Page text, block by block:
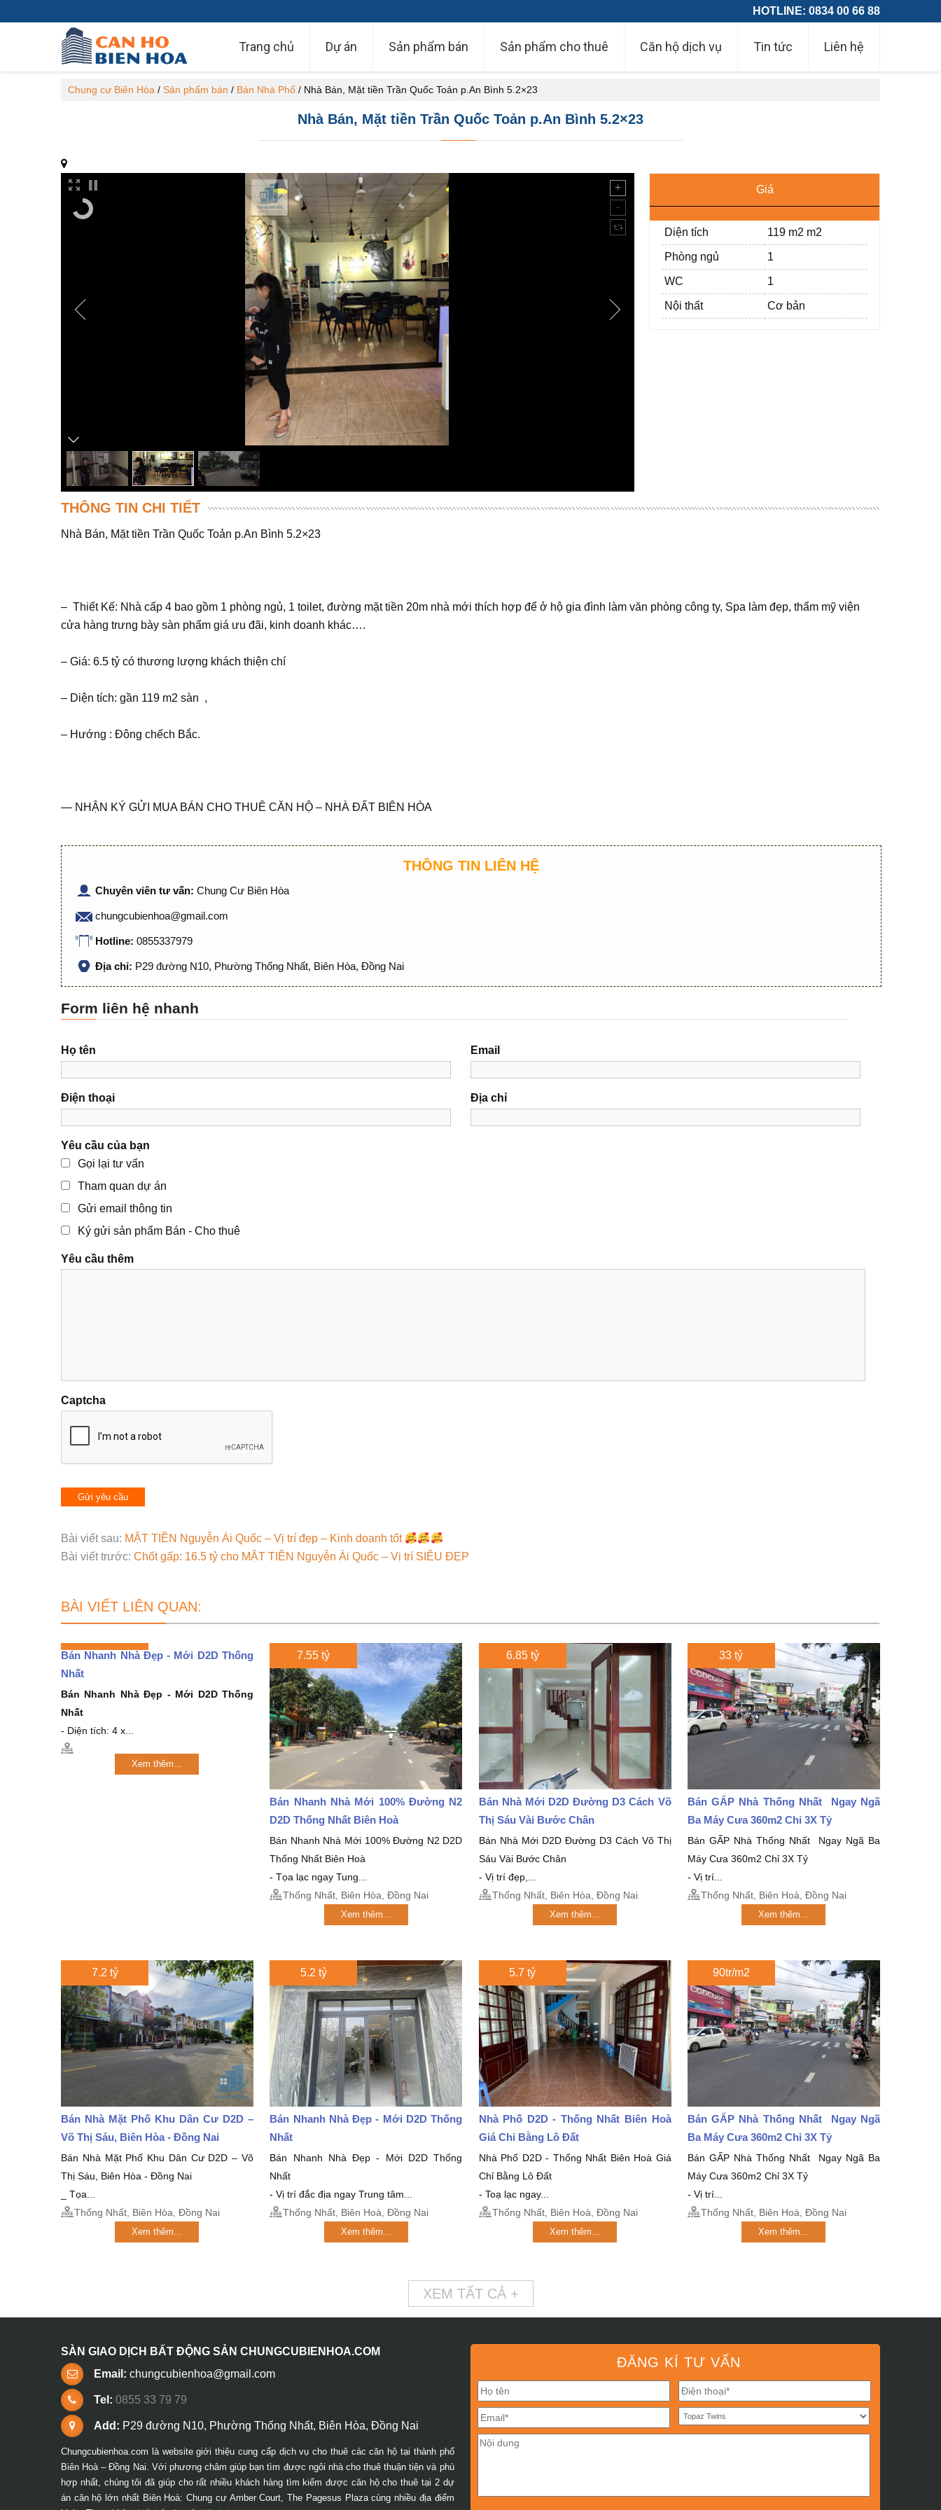
HOTLINE: 0834 00 66 88
Trang chủ Dự án Sản phẩm bán Sản phẩm cho thuê Căn hộ dịch vụ Tin tức Liên hệ
Chung cư Biên Hòa / Sản phẩm bán / Bán Nhà Phố / Nhà Bán, Mặt tiền Trần Quốc Toản p.An Bình 5.2×23
Nhà Bán, Mặt tiền Trần Quốc Toản p.An Bình 5.2×23
Giá
Diện tích 119 m2 m2
Phòng ngủ 1
WC 1
Nội thất Cơ bản
THÔNG TIN CHI TIẾT
Nhà Bán, Mặt tiền Trần Quốc Toản p.An Bình 5.2×23
– Thiết Kế: Nhà cấp 4 bao gồm 1 phòng ngủ, 1 toilet, đường mặt tiền 20m nhà mới thích hợp để ở hộ gia đình làm văn phòng công ty, Spa làm đẹp, thẩm mỹ viện
cửa hàng trưng bày sàn phẩm giá ưu đãi, kinh doanh khác….
– Giá: 6.5 tỷ có thương lượng khách thiện chí
– Diện tích: gần 119 m2 sàn ,
– Hướng : Đông chếch Bắc.
— NHẬN KÝ GỬI MUA BÁN CHO THUÊ CĂN HỘ – NHÀ ĐẤT BIÊN HÒA
THÔNG TIN LIÊN HỆ
Chuyên viên tư vấn: Chung Cư Biên Hòa
chungcubienhoa@gmail.com
Hotline: 0855337979
Địa chỉ: P29 đường N10, Phường Thống Nhất, Biên Hòa, Đồng Nai
Form liên hệ nhanh
Họ tên Email
Điện thoại Địa chỉ
Yêu cầu của bạn
Gọi lại tư vấn
Tham quan dự án
Gửi email thông tin
Ký gửi sản phẩm Bán - Cho thuê
Yêu cầu thêm
Captcha
Bài viết sau: MẶT TIỀN Nguyễn Ái Quốc – Vị trí đẹp – Kinh doanh tốt
Bài viết trước: Chốt gấp: 16.5 tỷ cho MẶT TIỀN Nguyễn Ái Quốc – Vị trí SIÊU ĐẸP
BÀI VIẾT LIÊN QUAN:
Bán Nhanh Nhà Đẹp - Mới D2D Thống
Nhất
Bán Nhanh Nhà Đẹp - Mới D2D Thống
Nhất
- Diện tích: 4 x...
Xem thêm...
7.55 tỷ
Bán Nhanh Nhà Mới 100% Đường N2
D2D Thống Nhất Biên Hoà
Bán Nhanh Nhà Mới 100% Đường N2 D2D
Thống Nhất Biên Hoà
- Tọa lạc ngay Tung...
Thống Nhất, Biên Hòa, Đồng Nai
Xem thêm...
6.85 tỷ
Bán Nhà Mới D2D Đường D3 Cách Võ
Thị Sáu Vài Bước Chân
Bán Nhà Mới D2D Đường D3 Cách Võ Thị
Sáu Vài Bước Chân
- Vị trí đẹp,...
Thống Nhất, Biên Hòa, Đồng Nai
Xem thêm...
33 tỷ
Bán GẤP Nhà Thống Nhất Ngay Ngã
Ba Máy Cưa 360m2 Chỉ 3X Tỷ
Bán GẤP Nhà Thống Nhất Ngay Ngã Ba
Máy Cưa 360m2 Chỉ 3X Tỷ
- Vị trí...
Thống Nhất, Biên Hoà, Đồng Nai
Xem thêm...
7.2 tỷ
Bán Nhà Mặt Phố Khu Dân Cư D2D –
Võ Thị Sáu, Biên Hòa - Đồng Nai
Bán Nhà Mặt Phố Khu Dân Cư D2D – Võ
Thị Sáu, Biên Hòa - Đồng Nai
_ Tọa...
Thống Nhất, Biên Hòa, Đồng Nai
Xem thêm...
5.2 tỷ
Bán Nhanh Nhà Đẹp - Mới D2D Thống
Nhất
Bán Nhanh Nhà Đẹp - Mới D2D Thống
Nhất
- Vị trí đắc địa ngay Trung tâm...
Thống Nhất, Biên Hoà, Đồng Nai
Xem thêm...
5.7 tỷ
Nhà Phố D2D - Thống Nhất Biên Hoà
Giá Chỉ Bằng Lô Đất
Nhà Phố D2D - Thống Nhất Biên Hoà Giá
Chỉ Bằng Lô Đất
- Toạ lạc ngay...
Thống Nhất, Biên Hoà, Đồng Nai
Xem thêm...
90tr/m2
Bán GẤP Nhà Thống Nhất Ngay Ngã
Ba Máy Cưa 360m2 Chỉ 3X Tỷ
Bán GẤP Nhà Thống Nhất Ngay Ngã Ba
Máy Cưa 360m2 Chỉ 3X Tỷ
- Vị trí...
Thống Nhất, Biên Hoà, Đồng Nai
Xem thêm...
XEM TẤT CẢ +
ĐĂNG KÍ TƯ VẤN
SÀN GIAO DỊCH BẤT ĐỘNG SẢN CHUNGCUBIENHOA.COM
Email: chungcubienhoa@gmail.com
Tel: 0855 33 79 79
Add: P29 đường N10, Phường Thống Nhất, Biên Hòa, Đồng Nai
Chungcubienhoa.com là website giới thiệu cung cấp dịch vụ cho thuê các căn hộ tại thành phố
Biên Hoà – Đồng Nai. Với phương châm giúp bạn tìm được ngôi nhà cho thuê thuận tiện và phù
hợp nhất, chúng tôi đã giúp cho rất nhiều khách hàng tìm kiếm được căn hộ cho thuê tại 2 dự
án căn hộ lớn nhất Biên Hoà: Chung cư Amber Court, The Pagesus Plaza cùng nhiều địa điểm